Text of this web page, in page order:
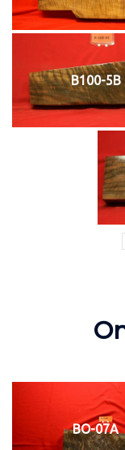
B100-5B
BO-07A